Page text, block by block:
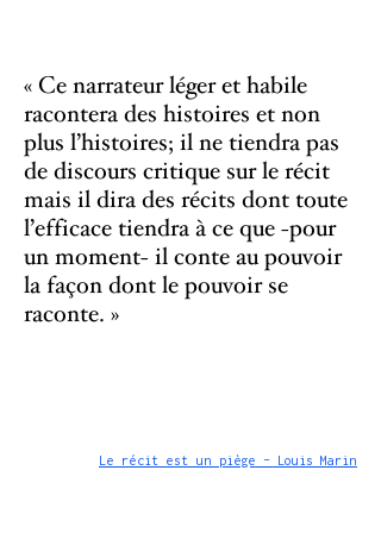
« Ce narrateur léger et habile
racontera des histoires et non
plus l’histoires; il ne tiendra pas
de discours critique sur le récit
mais il dira des récits dont toute
l’efficace tiendra à ce que -pour
un moment- il conte au pouvoir
la façon dont le pouvoir se
raconte. »
Le récit est un piège - Louis Marin